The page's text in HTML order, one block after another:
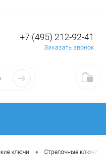
+7 (495) 212-92-41
Заказать звонок
ключи • Стрелочные ключи